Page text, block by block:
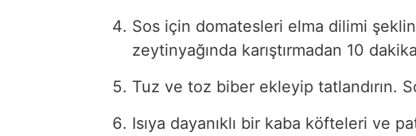
Sos için domatesleri elma dilimi
zeytinyağında karıştırmadan 10
Tuz ve toz biber ekleyip tatlandırın.
Isıya dayanıklı bir kaba köfteleri ve